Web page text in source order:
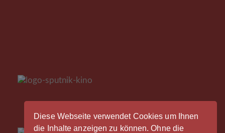
Diese Webseite verwendet Cookies um Ihnen
die Inhalte anzeigen zu können. Ohne die